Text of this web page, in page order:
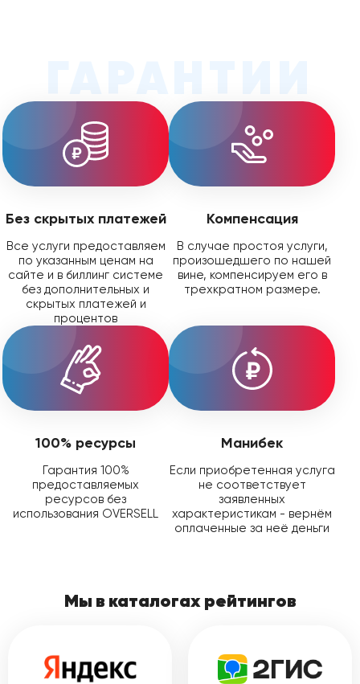
Без скрытых платежей
Все услуги предоставляем
по указанным ценам на
сайте и в биллинг системе
без дополнительных и
скрытых платежей и
процентов
Компенсация
В случае простоя услуги,
произошедшего по нашей
вине, компенсируем его в
трехкратном размере.
100% ресурсы
Гарантия 100%
предоставляемых
ресурсов без
использования OVERSELL
Манибек
Если приобретенная услуга
не соответствует
заявленных
характеристикам - вернём
оплаченные за неё деньги
Мы в каталогах рейтингов